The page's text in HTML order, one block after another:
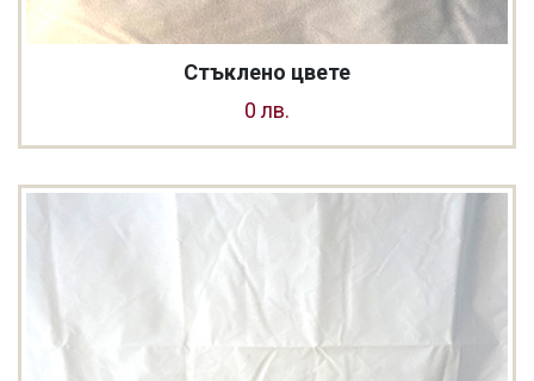
Стъклено цвете
0 лв.